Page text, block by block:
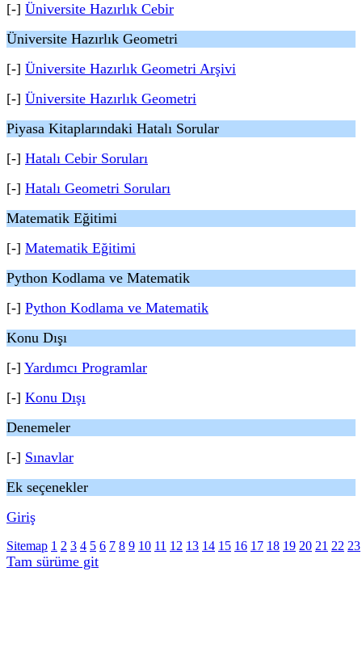
[-] Üniversite Hazırlık Cebir
Üniversite Hazırlık Geometri
[-] Üniversite Hazırlık Geometri Arşivi
[-] Üniversite Hazırlık Geometri
Piyasa Kitaplarındaki Hatalı Sorular
[-] Hatalı Cebir Soruları
[-] Hatalı Geometri Soruları
Matematik Eğitimi
[-] Matematik Eğitimi
Python Kodlama ve Matematik
[-] Python Kodlama ve Matematik
Konu Dışı
[-] Yardımcı Programlar
[-] Konu Dışı
Denemeler
[-] Sınavlar
Ek seçenekler
Giriş
Sitemap 1 2 3 4 5 6 7 8 9 10 11 12 13 14 15 16 17 18 19 20 21 22 23
Tam sürüme git